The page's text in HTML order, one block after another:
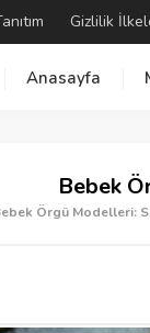
Gizlilik
Anasayfa
Bebek
Örgü Modelleri: